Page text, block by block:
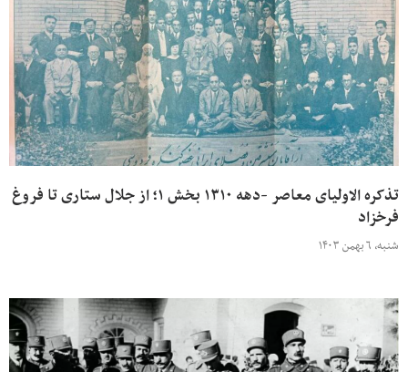
تذکره الاولیای معاصر -دهه ۱۳۱۰ بخش ۱؛ از جلال ستاری تا فروغ
فرخزاد
شنبه، ۶ بهمن ۱۴۰۳